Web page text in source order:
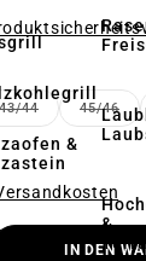
&
Oven
&
43/44(DIESE OPTION
45/46
des IN DEN